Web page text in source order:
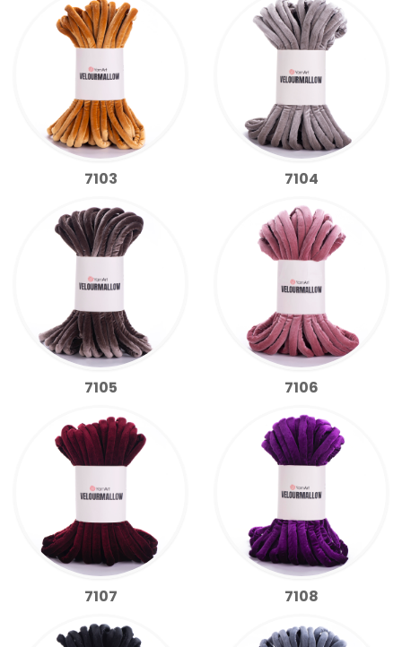
7103 7104
7105 7106
7107 7108